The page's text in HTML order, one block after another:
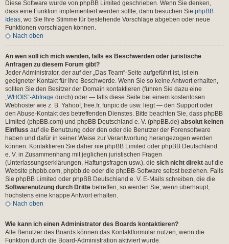
Diese Software wurde von phpBB Limited geschrieben. Wenn Sie denken,
dass eine Funktion implementiert werden sollte, dann besuchen Sie phpBB
Ideas, wo Sie Ihre Stimme für bestehende Vorschläge abgeben oder neue
Funktionen vorschlagen können.
Nach oben
An wen soll ich mich wenden, falls es Beschwerden oder juristische
Anfragen zu diesem Forum gibt?
Jeder Administrator, der auf der „Das Team“-Seite aufgeführt ist, ist ein
geeigneter Kontakt für Ihre Beschwerde. Wenn Sie so keine Antwort erhalten,
sollten Sie den Besitzer der Domain kontaktieren (führen Sie dazu eine
„WHOIS“-Abfrage durch) oder — falls diese Seite bei einem kostenlosen
Webhoster wie z. B. Yahoo!, free.fr, funpic.de usw. liegt — den Support oder
den Abuse-Kontakt des betreffenden Dienstes. Bitte beachten Sie, dass phpBB
Limited (phpBB.com) und phpBB Deutschland e. V. (phpBB.de) absolut keinen
Einfluss auf die Benutzung oder den oder die Benutzer der Forensoftware
haben und dafür in keiner Weise zur Verantwortung herangezogen werden
können. Kontaktieren Sie daher nie phpBB Limited oder phpBB Deutschland
e. V. in Zusammenhang mit jeglichen juristischen Fragen
(Unterlassungserklärungen, Haftungsfragen usw.), die sich nicht direkt auf die
Website phpbb.com, phpbb.de oder die phpBB-Software selbst beziehen. Falls
Sie phpBB Limited oder phpBB Deutschland e. V. E-Mails schreiben, die die
Softwarenutzung durch Dritte betreffen, so werden Sie, wenn überhaupt,
höchstens eine knappe Antwort erhalten.
Nach oben
Wie kann ich einen Administrator des Boards kontaktieren?
Alle Benutzer des Boards können das Kontaktformular nutzen, wenn die
Funktion durch die Board-Administration aktiviert wurde.